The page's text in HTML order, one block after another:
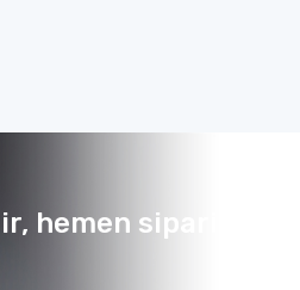
hemen sipariş